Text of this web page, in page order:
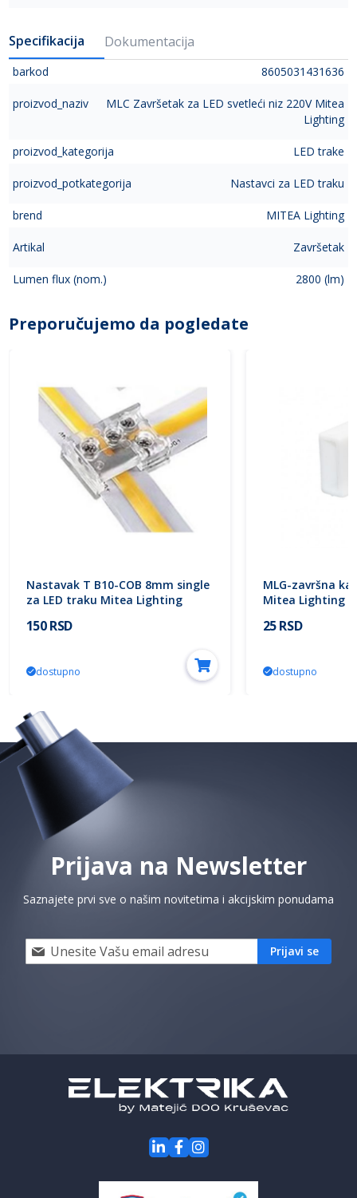
Specifikacija Dokumentacija
barkod 8605031431636
proizvod_naziv
MLC Završetak za LED svetleći niz 220V Mitea
Lighting
proizvod_kategorija LED trake
proizvod_potkategorija Nastavci za LED traku
brend MITEA Lighting
Artikal Završetak
Lumen flux (nom.) 2800 (lm)
Preporučujemo da pogledate
Nastavak T B10-COB 8mm single
za LED traku Mitea Lighting
150 RSD
dostupno
MLG-završna
Mitea Lighting
25 RSD
dostupno
Prijava na Newsletter
Saznajete prvi sve o našim novitetima i akcijskim ponudama
Prijavi
se
akcije
Prijavi se